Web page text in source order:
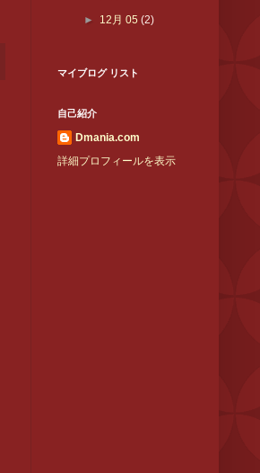
► 12月 05 (2)
マイブログ リスト
自己紹介
Dmania.com
詳細プロフィールを表示